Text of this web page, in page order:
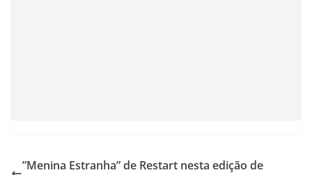
”Menina Estranha” de Restart nesta edição de